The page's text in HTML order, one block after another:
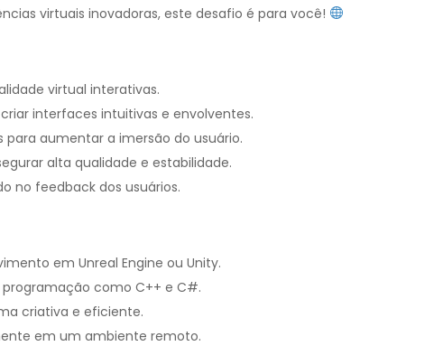
virtuais inovadoras, este desafio é para você!
virtual interativas.
interfaces intuitivas e envolventes.
aumentar a imersão do usuário.
alta qualidade e estabilidade.
no feedback dos usuários.
em Unreal Engine ou Unity.
como C++ e C#.
criativa e eficiente.
em um ambiente remoto.